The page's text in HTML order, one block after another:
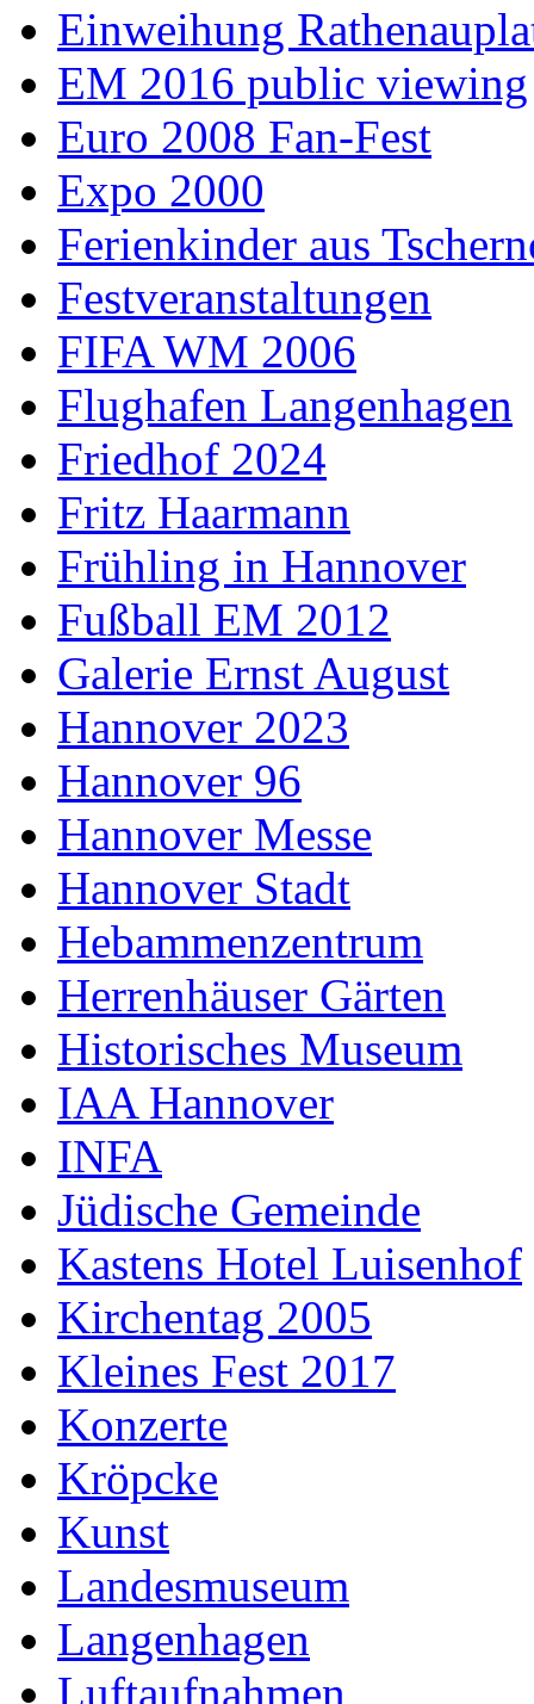
Einweihung
EM 2016 public viewing
Euro 2008 Fan-Fest
Expo 2000
Ferienkinder aus
Festveranstaltungen
FIFA WM 2006
Flughafen Langenhagen
Friedhof 2024
Fritz Haarmann
Frühling in Hannover
Fußball EM 2012
Galerie Ernst August
Hannover 2023
Hannover 96
Hannover Messe
Hannover Stadt
Hebammenzentrum
Herrenhäuser Gärten
Historisches Museum
IAA Hannover
INFA
Jüdische Gemeinde
Kastens Hotel Luisenhof
Kirchentag 2005
Kleines Fest 2017
Konzerte
Kröpcke
Kunst
Landesmuseum
Langenhagen
Luftaufnahmen